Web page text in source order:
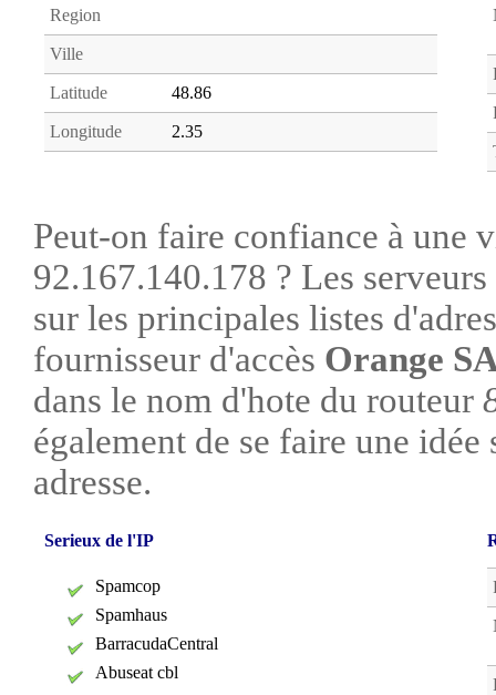
Region
Ville
Latitude 48.86
Longitude 2.35
Peut-on faire confiance à une
92.167.140.178 ? Les
sur les principales listes
fournisseur d'accès Orange
dans le nom d'hote du routeur
également de se faire une
adresse.
Serieux de l'IP
Spamcop
Spamhaus
BarracudaCentral
Abuseat cbl